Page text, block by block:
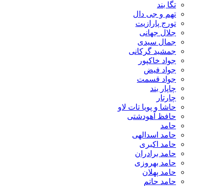
تگا بند
تهم و جی دال
تورج پارازیت
جلال جهانی
جمال سیدی
جمشید گرکانی
جواد خاکپور
جواد فیض
جواد قسمت
چاپار بند
چارتار
حاشا و پویا تات لاو
حافظ آهودشتی
حامد
حامد اسدالهی
حامد اکبری
حامد برادران
حامد بهروزی
حامد پهلان
حامد حاتم